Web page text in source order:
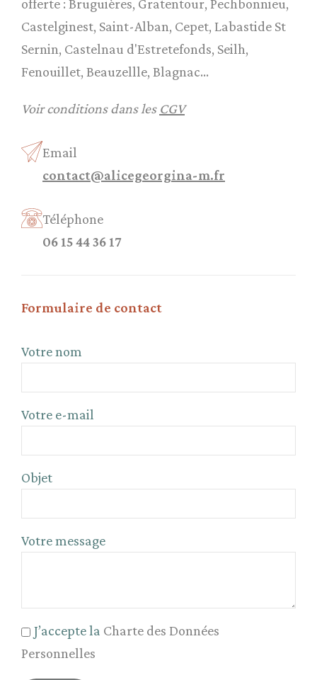
offerte : Bruguières, Gratentour, Pechbonnieu,
Castelginest, Saint-Alban, Cepet, Labastide St
Sernin, Castelnau d'Estretefonds, Seilh,
Fenouillet, Beauzellle, Blagnac...
Voir conditions dans les CGV
Email
contact@alicegeorgina-m.fr
Téléphone
06 15 44 36 17
Formulaire de contact
Votre nom
Votre e-mail
Objet
Votre message
J’accepte la Charte des Données
Personnelles